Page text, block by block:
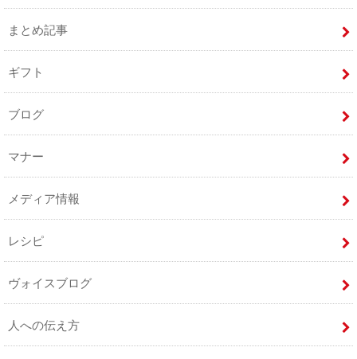
まとめ記事
ギフト
ブログ
マナー
メディア情報
レシピ
ヴォイスブログ
人への伝え方